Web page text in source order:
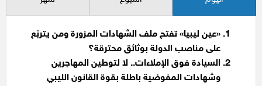
«عين ليبيا» تفتح ملف الشهادات المزورة ومن يتربّع
على مناصب الدولة بوثائق محترقة؟
السيادة فوق الإملاءات.. لا لتوطين المهاجرين
وشهادات المفوضية باطلة بقوة القانون الليبي